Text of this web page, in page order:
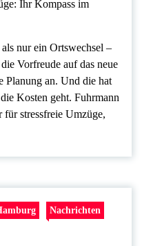
nur ein Ortswechsel –
Vorfreude auf das neue
Planung an. Und die hat
Kosten geht. Fuhrmann
für stressfreie Umzüge,
Nachrichten